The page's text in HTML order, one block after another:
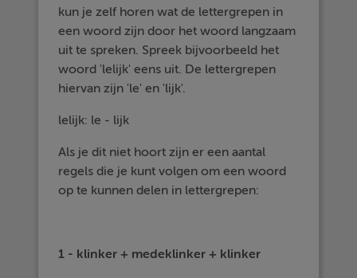
kun je zelf horen wat de lettergrepen in
een woord zijn door het woord langzaam
uit te spreken. Spreek bijvoorbeeld het
woord 'lelijk' eens uit. De lettergrepen
hiervan zijn 'le' en 'lijk'.
lelijk: le - lijk
Als je dit niet hoort zijn er een aantal
regels die je kunt volgen om een woord
op te kunnen delen in lettergrepen:
1 - klinker + medeklinker + klinker